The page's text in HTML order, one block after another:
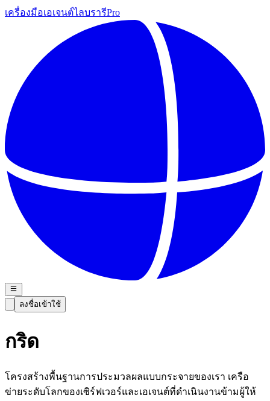
เครื่องมือเอเจนต์ไลบรารีPro
ลงชื่อเข้าใช้
กริด
โครงสร้างพื้นฐานการประมวลผลแบบกระจายของเรา เครือ
ข่ายระดับโลกของเซิร์ฟเวอร์และเอเจนต์ที่ดำเนินงานข้ามผู้ให้